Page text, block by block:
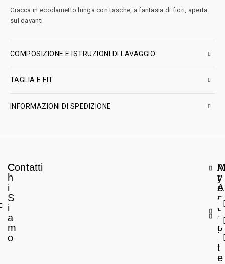
Giacca in ecodainetto lunga con tasche, a fantasia di fiori, aperta
sul davanti
COMPOSIZIONE E ISTRUZIONI DI LAVAGGIO
TAGLIA E FIT
INFORMAZIONI DI SPEDIZIONE
C
h
i
S
i
a
m
o
Contatti
A
r
e
a
L
e
g
l
e
y
A
c
c
o
u
t